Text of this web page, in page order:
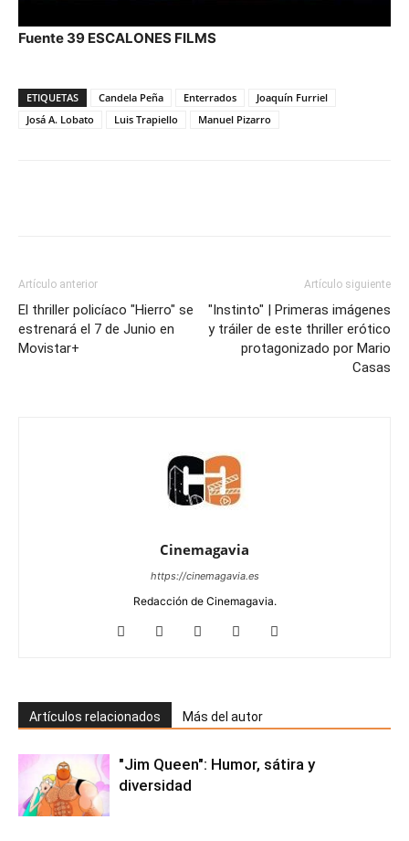
Fuente 39 ESCALONES FILMS
ETIQUETAS Candela Peña Enterrados
Joaquín Furriel
Josá A. Lobato
Luis Trapiello Manuel Pizarro
Artículo anterior
El thriller policíaco "Hierro" se
estrenará el 7 de Junio en
Movistar+
Artículo siguiente
"Instinto" | Primeras imágenes
y tráiler de este thriller erótico
protagonizado por Mario
Casas
Cinemagavia
https://cinemagavia.es
Redacción de Cinemagavia.
Artículos relacionados Más del autor
"Jim Queen": Humor, sátira y
diversidad